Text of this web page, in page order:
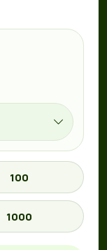
100
1000